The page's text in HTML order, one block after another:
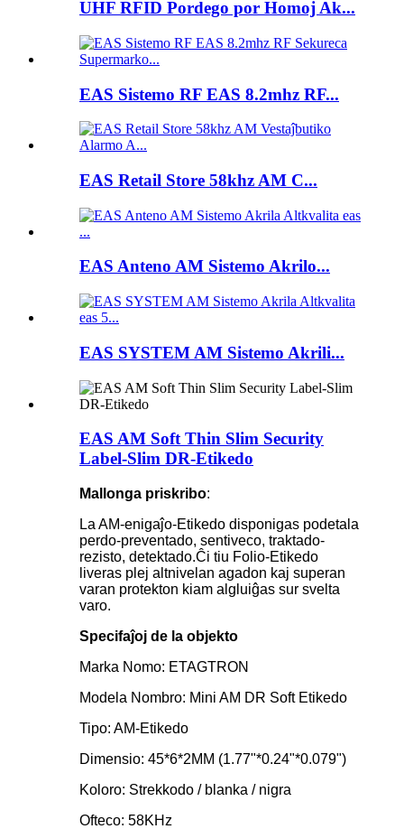
UHF RFID Pordego por Homoj Ak...
EAS Sistemo RF EAS 8.2mhz RF...
EAS Retail Store 58khz AM C...
EAS Anteno AM Sistemo Akrilo...
EAS SYSTEM AM Sistemo Akrili...
EAS AM Soft Thin Slim Security
Label-Slim DR-Etikedo
Mallonga priskribo:
La AM-enigaĵo-Etikedo disponigas podetala
perdo-preventado, sentiveco, traktado-
rezisto, detektado.Ĉi tiu Folio-Etikedo
liveras plej altnivelan agadon kaj superan
varan protekton kiam algluiĝas sur svelta
varo.
Specifaĵoj de la objekto
Marka Nomo: ETAGTRON
Modela Nombro: Mini AM DR Soft Etikedo
Tipo: AM-Etikedo
Dimensio: 45*6*2MM (1.77"*0.24"*0.079")
Koloro: Strekkodo / blanka / nigra
Ofteco: 58KHz